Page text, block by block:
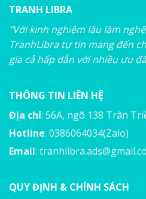
TRANH LIBRA
"Với kinh nghiệm lâu làm
TranhLibra tự tin mang đến
gía cả hấp dẫn với nhiều ưu
THÔNG TIN LIÊN HỆ
Địa chỉ: 56A, ngõ 138 Trân
Hotline: 0386064034(Zalo)
Email:
QUY ĐỊNH & CHÍNH SÁCH